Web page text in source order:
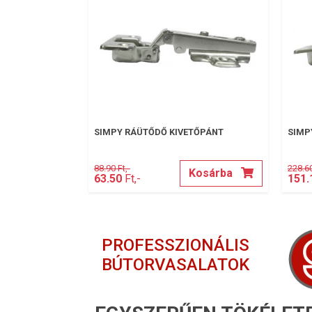
SIMPY RÁÜTŐDŐ KIVETŐPÁNT
88.90 Ft,-
63.50 Ft,- Kosárba
PROFESSZIONÁLIS
BÚTORVASALATOK